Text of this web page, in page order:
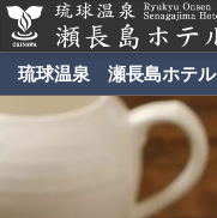
琉球温泉 瀬長島ホテル